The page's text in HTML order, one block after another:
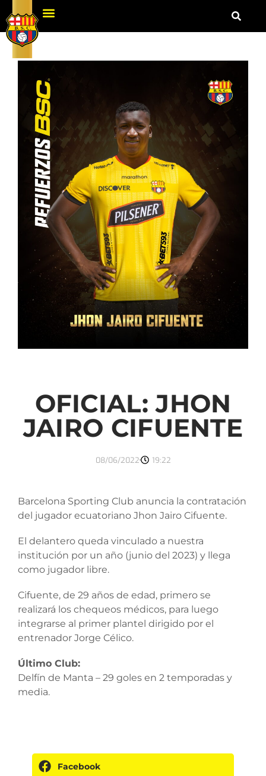
OFICIAL: JHON
JAIRO CIFUENTE
08/06/2022 19:22
Barcelona Sporting Club anuncia la contratación
del jugador ecuatoriano Jhon Jairo Cifuente.
El delantero queda vinculado a nuestra
institución por un año (junio del 2023) y llega
como jugador libre.
Cifuente, de 29 años de edad, primero se
realizará los chequeos médicos, para luego
integrarse al primer plantel dirigido por el
entrenador Jorge Célico.
Último Club:
Delfín de Manta – 29 goles en 2 temporadas y
media.
Facebook